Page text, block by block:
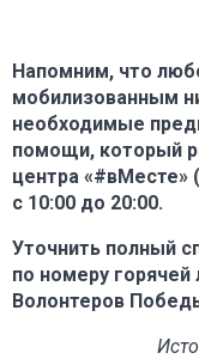
Напомним, что
мобилизованным
необходимые
помощи, который
центра «#вМесте»
с 10:00 до 20:00.
Уточнить полный
по номеру горячей
Волонтеров